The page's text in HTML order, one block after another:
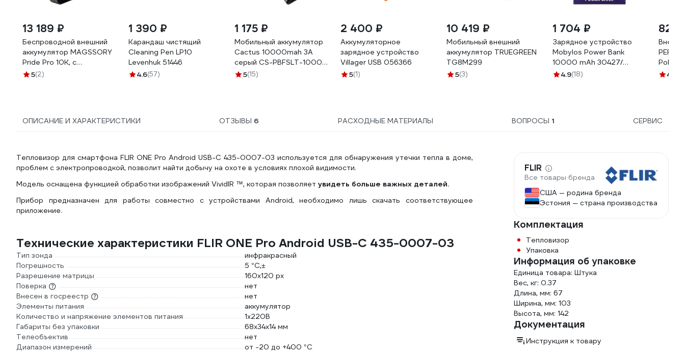
13 189 ₽
Беспроводной внешний
аккумулятор MAGSSORY
Pride Pro 10K, с
магнитами, с поддержкой
5(2)
1 390 ₽
Карандаш чистящий
Cleaning Pen LP10
Levenhuk 51446
4.6(57)
1 175 ₽
Мобильный аккумулятор
Cactus 10000mah 3A
серый CS-PBFSLT-10000
1205745
5(15)
2 400 ₽
Аккумуляторное
зарядное устройство
Villager USB 056366
5(1)
10 419 ₽
Мобильный внешний
аккумулятор TRUEGREEN
TG8M299
5(3)
1 704 ₽
Зарядное устройство
Mobylos Power Bank
10000 mAh 30427/
черный
4.9(18)
825
PERO
Pol,
4.9
ОПИСАНИЕ И ХАРАКТЕРИСТИКИ ОТЗЫВЫ 6 РАСХОДНЫЕ МАТЕРИАЛЫ ВОПРОСЫ 1 СЕРВИС
Тепловизор для смартфона FLIR ONE Pro Android USB-C 435-0007-03 используется для обнаружения утечки тепла в доме,
проблем с электропроводкой, позволит найти добычу на охоте в условиях плохой видимости.
Модель оснащена функцией обработки изображений VividIR ™, которая позволяет увидеть больше важных деталей.
Прибор предназначен для работы совместно с устройствами Android, необходимо лишь скачать соответствующее
приложение.
Технические характеристики FLIR ONE Pro Android USB-C 435-0007-03
Тип зонда
инфракрасный
Погрешность
5 °C,±
Разрешение матрицы
160x120 px
Поверка
нет
Внесен в госреестр
нет
Элементы питания
аккумулятор
Количество и напряжение элементов питания
1х220B
Габариты без упаковки
68x34x14 мм
Телеобъектив
нет
Диапазон измерений
от -20 до +400 °С
FLIR
Все товары бренда
США — родина бренда
Эстония — страна производства
Комплектация
Тепловизор
Упаковка
Информация об упаковке
Единица товара: Штука
Вес, кг: 0.37
Длина, мм: 67
Ширина, мм: 103
Высота, мм: 142
Документация
Инструкция к товару